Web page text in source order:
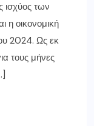
ισχύος των
η οικονομική
2024. Ως εκ
τους μήνες